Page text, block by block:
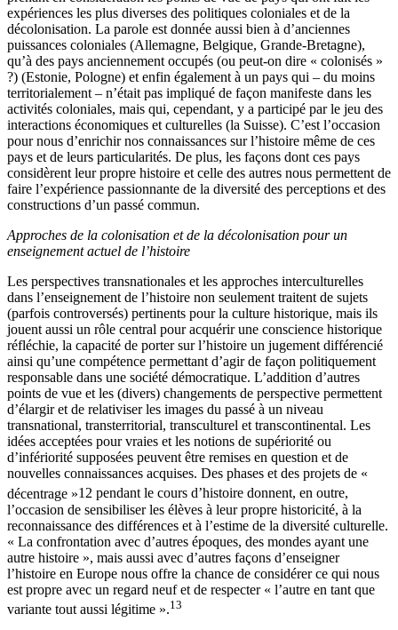
expériences les plus diverses des politiques coloniales et de la
décolonisation. La parole est donnée aussi bien à d’anciennes
puissances coloniales (Allemagne, Belgique, Grande-Bretagne),
qu’à des pays anciennement occupés (ou peut-on dire « colonisés »
?) (Estonie, Pologne) et enfin également à un pays qui – du moins
territorialement – n’était pas impliqué de façon manifeste dans les
activités coloniales, mais qui, cependant, y a participé par le jeu des
interactions économiques et culturelles (la Suisse). C’est l’occasion
pour nous d’enrichir nos connaissances sur l’histoire même de ces
pays et de leurs particularités. De plus, les façons dont ces pays
considèrent leur propre histoire et celle des autres nous permettent de
faire l’expérience passionnante de la diversité des perceptions et des
constructions d’un passé commun.
Approches de la colonisation et de la décolonisation pour un
enseignement actuel de l’histoire
Les perspectives transnationales et les approches interculturelles
dans l’enseignement de l’histoire non seulement traitent de sujets
(parfois controversés) pertinents pour la culture historique, mais ils
jouent aussi un rôle central pour acquérir une conscience historique
réfléchie, la capacité de porter sur l’histoire un jugement différencié
ainsi qu’une compétence permettant d’agir de façon politiquement
responsable dans une société démocratique. L’addition d’autres
points de vue et les (divers) changements de perspective permettent
d’élargir et de relativiser les images du passé à un niveau
transnational, transterritorial, transculturel et transcontinental. Les
idées acceptées pour vraies et les notions de supériorité ou
d’infériorité supposées peuvent être remises en question et de
nouvelles connaissances acquises. Des phases et des projets de «
décentrage »12 pendant le cours d’histoire donnent, en outre,
l’occasion de sensibiliser les élèves à leur propre historicité, à la
reconnaissance des différences et à l’estime de la diversité culturelle.
« La confrontation avec d’autres époques, des mondes ayant une
autre histoire », mais aussi avec d’autres façons d’enseigner
l’histoire en Europe nous offre la chance de considérer ce qui nous
est propre avec un regard neuf et de respecter « l’autre en tant que
variante tout aussi légitime ».13